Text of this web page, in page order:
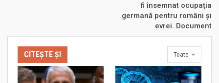
fi însemnat ocupația
germană pentru români și
evrei. Document
Toate
CITEȘTE ȘI